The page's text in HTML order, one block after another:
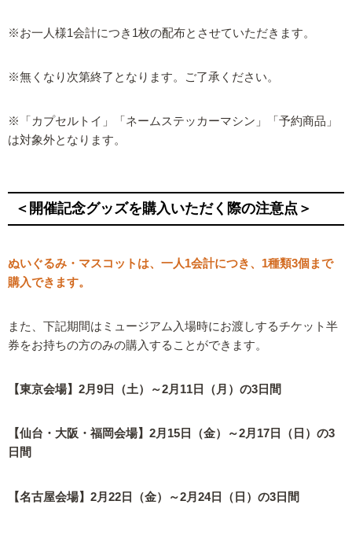
※お一人様1会計につき1枚の配布とさせていただきます。
※無くなり次第終了となります。ご了承ください。
※「カプセルトイ」「ネームステッカーマシン」「予約商品」
は対象外となります。
＜開催記念グッズを購入いただく際の注意点＞
ぬいぐるみ・マスコットは、一人1会計につき、1種類3個まで
購入できます。
また、下記期間はミュージアム入場時にお渡しするチケット半
券をお持ちの方のみの購入することができます。
【東京会場】2月9日（土）～2月11日（月）の3日間
【仙台・大阪・福岡会場】2月15日（金）～2月17日（日）の3
日間
【名古屋会場】2月22日（金）～2月24日（日）の3日間